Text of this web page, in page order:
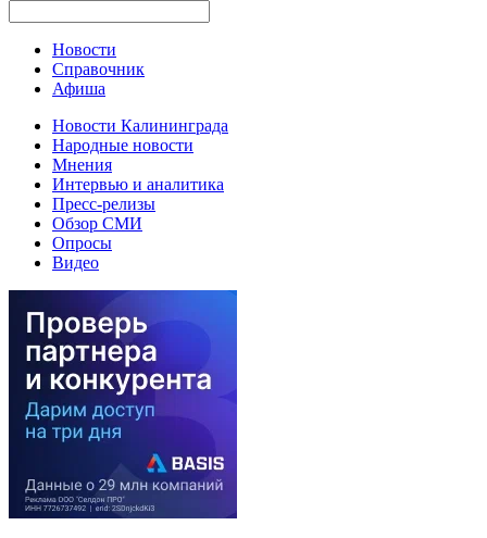
Новости
Справочник
Афиша
Новости Калининграда
Народные новости
Мнения
Интервью и аналитика
Пресс-релизы
Обзор СМИ
Опросы
Видео